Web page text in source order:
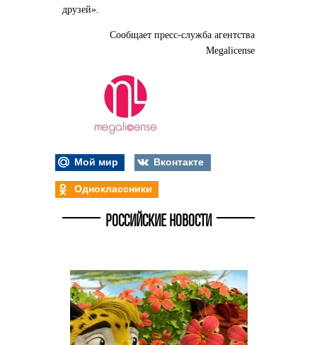
друзей».
Сообщает пресс-служба агентства
Megalicense
Мой мир
Вконтакте
Одноклассники
РОССИЙСКИЕ НОВОСТИ